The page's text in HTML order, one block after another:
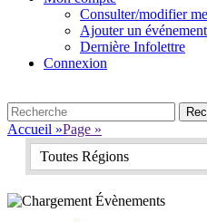
Consulter/modifier
Ajouter un événement
Dernière Infolettre
Connexion
Recherche
pour:
Accueil »Page »
Toutes Régions